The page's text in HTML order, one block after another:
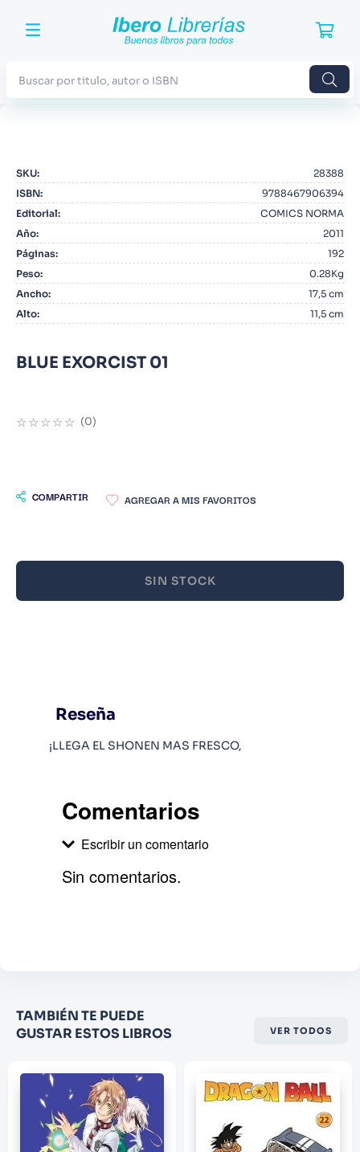
SKU:
28388
ISBN:
9788467906394
Editorial:
COMICS NORMA
Año:
2011
Páginas:
192
Peso:
0.28Kg
Ancho:
17,5 cm
Alto: 11,5 cm
BLUE EXORCIST 01
☆☆☆☆☆ (0)
COMPARTIR
SIN STOCK
Reseña
¡LLEGA EL SHONEN MAS FRESCO,
Comentarios
Escribir un comentario
Califique el producto de 1 a 5
estrellas
Su nombre
Correo electrónico
Sin comentarios.
TAMBIÉN TE PUEDE
GUSTAR ESTOS LIBROS
VER TODOS
2. Blue Lock
3. Jujutsu Kaisen
4. Odisea
5. Manga
6. Stephen King
7. Iliada